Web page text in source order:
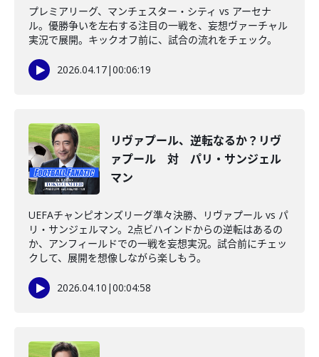
プレミアリーグ、マンチェスター・シティ vs アーセナ
ル。優勝争いを左右する注目の一戦を、妄想ヴァーチャル
実況で展開。キックオフ前に、試合の流れをチェック。
2026.04.17|00:06:19
リヴァプール、逆転なるか？リヴ
ァプール 対 パリ・サンジェル
マン
UEFAチャンピオンズリーグ準々決勝、リヴァプール vs パ
リ・サンジェルマン。2点ビハインドからの逆転はあるの
か、アンフィールドでの一戦を妄想実況。試合前にチェッ
クして、展開を想像しながら楽しもう。
2026.04.10 |00:04:58